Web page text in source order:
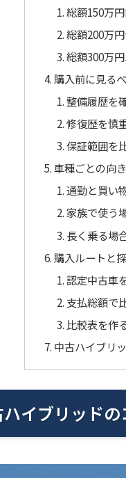
総額150万
総額200万
総額300万
購入前に見る
整備履歴を
修復歴を慎
保証範囲を
車種ごとの向
通勤と買い
家族で使う
長く乗る場
購入ルートと
認定中古車
支払総額で
比較表を作
中古ハイブリ
ハイブリッド